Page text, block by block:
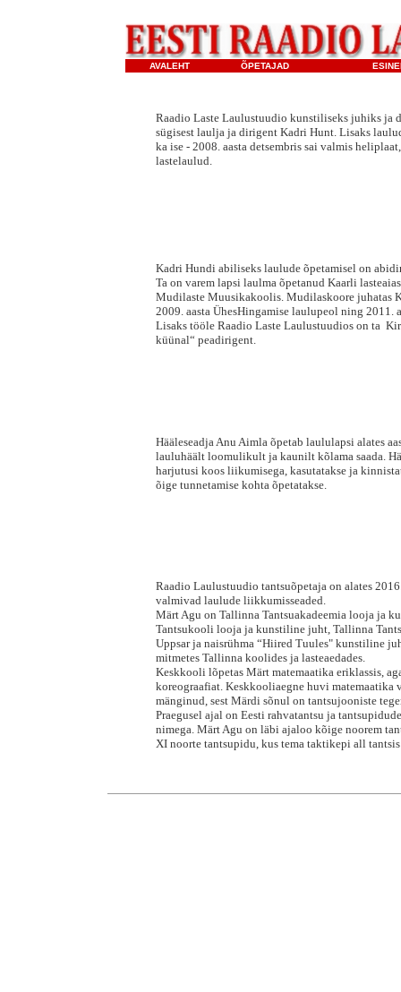
AVALEHT ÕPETAJAD
Raadio Laste Laulustuudio kunstiliseks juhiks ja
sügisest laulja ja dirigent Kadri Hunt. Lisaks
ka ise - 2008. aasta detsembris sai valmis
lastelaulud.
Kadri Hundi abiliseks laulude õpetamisel on
Ta on varem lapsi laulma õpetanud Kaarli
Mudilaste Muusikakoolis. Mudilaskoore juhatas
2009. aasta ÜhesHingamise laulupeol ning 2011.
Lisaks tööle Raadio Laste Laulustuudios on ta
küünal“ peadirigent.
Hääleseadja Anu Aimla õpetab laululapsi alates
lauluhäält loomulikult ja kaunilt kõlama saada.
harjutusi koos liikumisega, kasutatakse ja
õige tunnetamise kohta õpetatakse.
Raadio Laulustuudio tantsuõpetaja on alates
valmivad laulude liikkumisseaded.
Märt Agu on Tallinna Tantsuakadeemia looja ja
Tantsukooli looja ja kunstiline juht, Tallinna
Uppsar ja naisrühma “Hiired Tuules" kunstiline
mitmetes Tallinna koolides ja lasteaedades.
Keskkooli lõpetas Märt matemaatika eriklassis,
koreograafiat. Keskkooliaegne huvi
mänginud, sest Märdi sõnul on tantsujooniste
Praegusel ajal on Eesti rahvatantsu ja
nimega. Märt Agu on läbi ajaloo kõige noorem
XI noorte tantsupidu, kus tema taktikepi all